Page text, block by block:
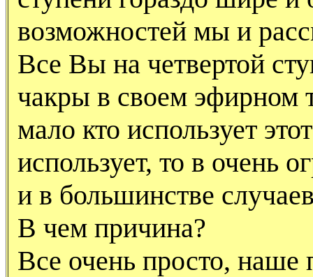
возможностей мы и
Все Вы на четвертой
чакры в своем эфирном
мало кто использует
использует, то в очень
и в большинстве
В чем причина?
Все очень просто, наше